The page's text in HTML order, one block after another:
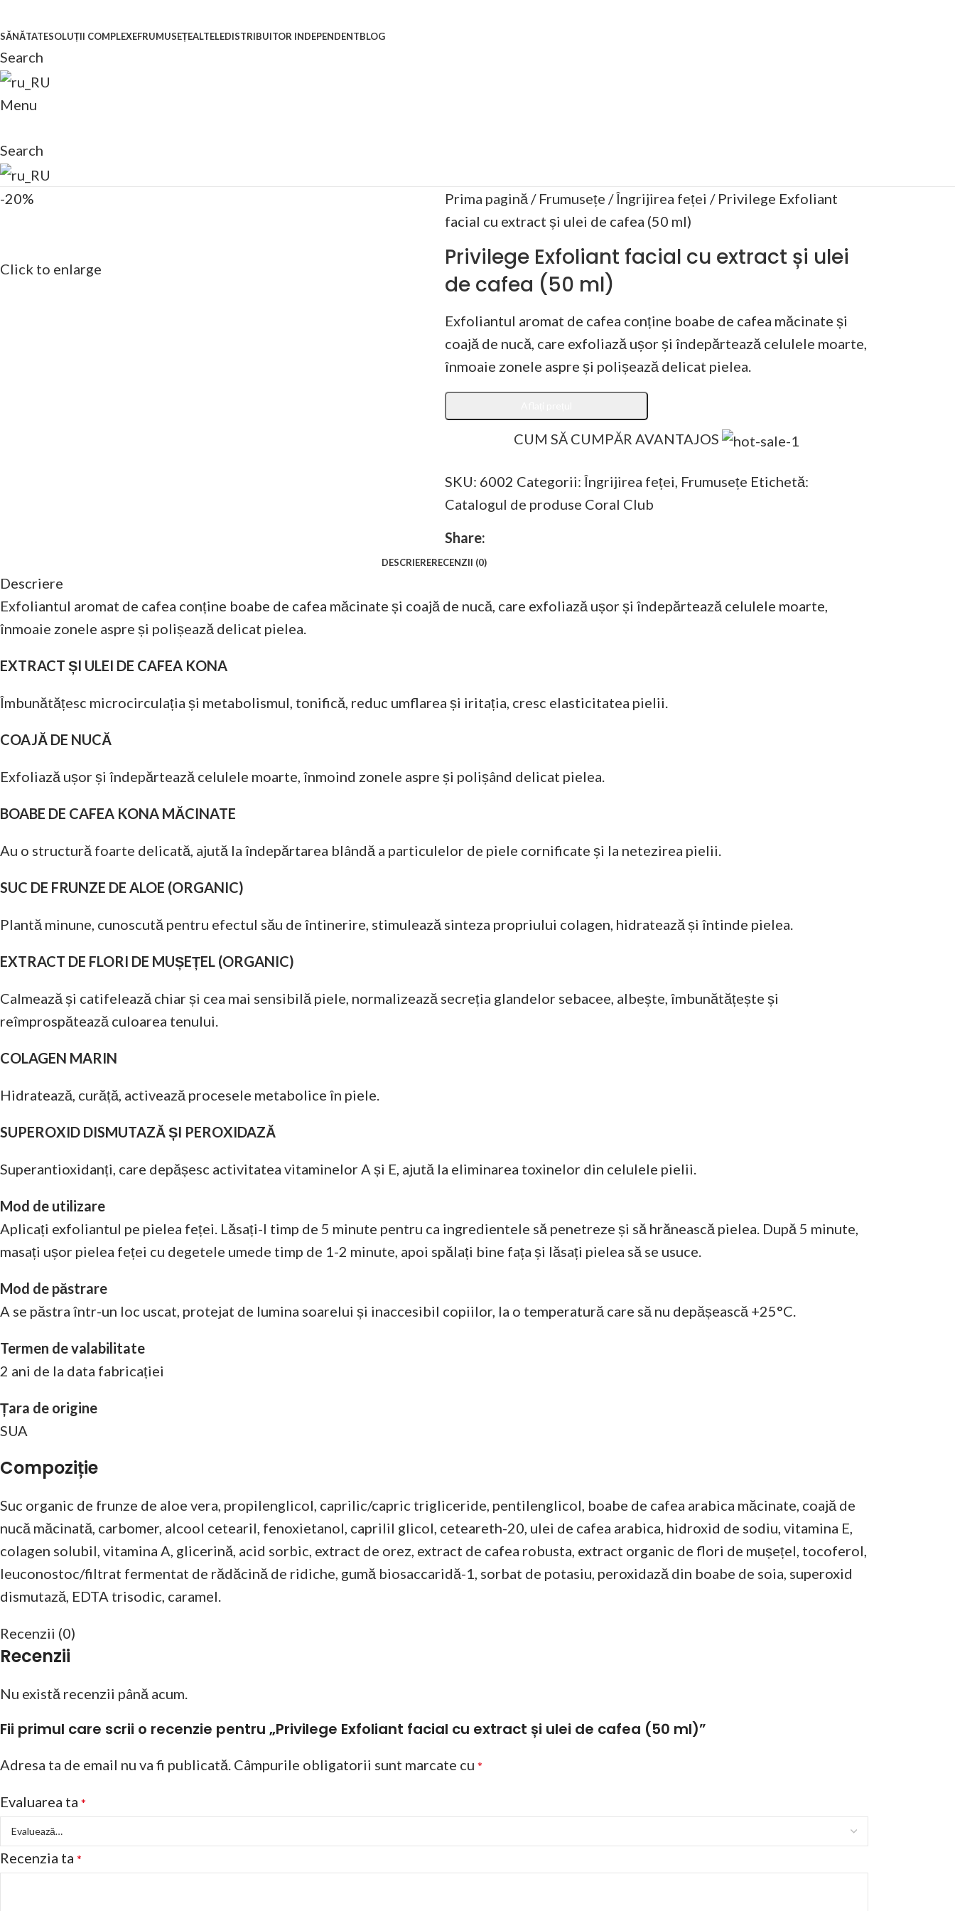
SĂNĂTATESOLUȚII COMPLEXEFRUMUSEȚEALTELEDISTRIBUITOR INDEPENDENTBLOG
Search
Menu
Search
-20%
Click to enlarge
Prima pagină Frumusețe Îngrijirea feței
Privilege Exfoliant
facial cu extract și ulei de cafea (50 ml)
Privilege Exfoliant facial cu extract și ulei
de cafea (50 ml)
Exfoliantul aromat de cafea conține boabe de cafea măcinate și
coajă de nucă, care exfoliază ușor și îndepărtează celulele moarte,
înmoaie zonele aspre și polișează delicat pielea.
CUM SĂ CUMPĂR AVANTAJOS
SKU: 6002 Categorii: Îngrijirea feței, Frumusețe Etichetă:
Catalogul de produse Coral Club
Share:
DESCRIERERECENZII (0)
Descriere
Exfoliantul aromat de cafea conține boabe de cafea măcinate și coajă de nucă, care exfoliază ușor și îndepărtează celulele moarte,
înmoaie zonele aspre și polișează delicat pielea.
EXTRACT ȘI ULEI DE CAFEA KONA
Îmbunătățesc microcirculația și metabolismul, tonifică, reduc umflarea și iritația, cresc elasticitatea pielii.
COAJĂ DE NUCĂ
Exfoliază ușor și îndepărtează celulele moarte, înmoind zonele aspre și polișând delicat pielea.
BOABE DE CAFEA KONA MĂCINATE
Au o structură foarte delicată, ajută la îndepărtarea blândă a particulelor de piele cornificate și la netezirea pielii.
SUC DE FRUNZE DE ALOE (ORGANIC)
Plantă minune, cunoscută pentru efectul său de întinerire, stimulează sinteza propriului colagen, hidratează și întinde pielea.
EXTRACT DE FLORI DE MUȘEȚEL (ORGANIC)
Calmează și catifelează chiar și cea mai sensibilă piele, normalizează secreția glandelor sebacee, albește, îmbunătățește și
reîmprospătează culoarea tenului.
COLAGEN MARIN
Hidratează, curăță, activează procesele metabolice în piele.
SUPEROXID DISMUTAZĂ ȘI PEROXIDAZĂ
Superantioxidanți, care depășesc activitatea vitaminelor A și E, ajută la eliminarea toxinelor din celulele pielii.
Mod de utilizare
Aplicați exfoliantul pe pielea feței. Lăsați-l timp de 5 minute pentru ca ingredientele să penetreze și să hrănească pielea. După 5 minute,
masați ușor pielea feței cu degetele umede timp de 1-2 minute, apoi spălați bine fața și lăsați pielea să se usuce.
Mod de păstrare
A se păstra într-un loc uscat, protejat de lumina soarelui și inaccesibil copiilor, la o temperatură care să nu depășească +25°C.
Termen de valabilitate
2 ani de la data fabricației
Țara de origine
SUA
Compoziție
Suc organic de frunze de aloe vera, propilenglicol, caprilic/capric trigliceride, pentilenglicol, boabe de cafea arabica măcinate, coajă de
nucă măcinată, carbomer, alcool cetearil, fenoxietanol, caprilil glicol, ceteareth-20, ulei de cafea arabica, hidroxid de sodiu, vitamina E,
colagen solubil, vitamina A, glicerină, acid sorbic, extract de orez, extract de cafea robusta, extract organic de flori de mușețel, tocoferol,
leuconostoc/filtrat fermentat de rădăcină de ridiche, gumă biosaccaridă-1, sorbat de potasiu, peroxidază din boabe de soia, superoxid
dismutază, EDTA trisodic, caramel.
Recenzii (0)
Recenzii
Nu există recenzii până acum.
Fii primul care scrii o recenzie pentru „Privilege Exfoliant facial cu extract și ulei de cafea (50 ml)”
Adresa ta de email nu va fi publicată. Câmpurile obligatorii sunt marcate cu *
Evaluarea ta *
Recenzia ta *